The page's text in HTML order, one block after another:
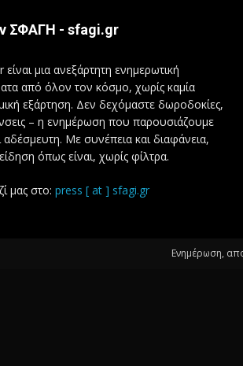
ΣΦΑΓΗ - sfagi.gr
μια ανεξάρτητη ενημερωτική
από όλον τον κόσμο, χωρίς καμία
εξάρτηση. Δεν δεχόμαστε δωροδοκίες,
– η ενημέρωση που παρουσιάζουμε
αδέσμευτη. Με συνέπεια και διαφάνεια,
όπως είναι, χωρίς φίλτρα.
μας στο: press [ at ] sfagi.gr
Ενημέρωση,